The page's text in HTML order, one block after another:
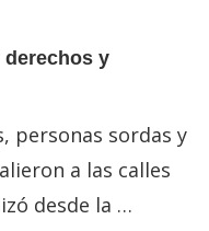
derechos y
personas sordas y
a las calles
desde la …